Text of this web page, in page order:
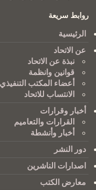
روابط سريعة
الرئيسية
عن الاتحاد
نبذة عن الاتحاد
قوانين وانظمة
أعضاء المكتب التنفيذي
الانتساب للاتحاد
أخبار وقرارات
القرارات والتعاميم
أخبار وأنشطة
دور النشر
اصدارات الناشرين
معارض الكتب